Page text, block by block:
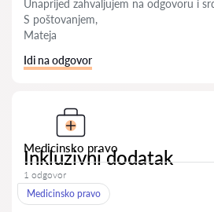
Unaprijed zahvaljujem na odgovoru i
S poštovanjem,
Mateja
Idi na odgovor
Medicinsko pravo
Inkluzivni dodatak
1 odgovor
Medicinsko pravo